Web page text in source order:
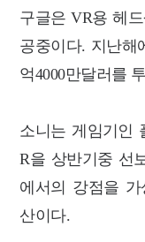
구글은 VR용 헤
공중이다. 지난해
억4000만달러를
소니는 게임기인
R을 상반기중 선
에서의 강점을 가
산이다.